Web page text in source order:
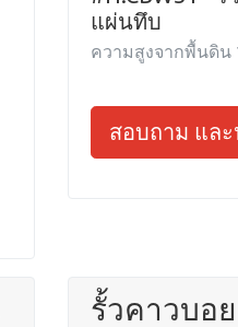
แผ่นทึบ
ความสูงจากพื้นดิน
สอบถาม และ
รั้วคาวบอ